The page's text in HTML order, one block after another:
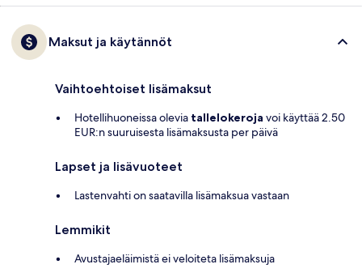
Maksut ja käytännöt
Vaihtoehtoiset lisämaksut
Hotellihuoneissa olevia tallelokeroja voi käyttää 2.50
EUR:n suuruisesta lisämaksusta per päivä
Lapset ja lisävuoteet
Lastenvahti on saatavilla lisämaksua vastaan
Lemmikit
Avustajaeläimistä ei veloiteta lisämaksuja